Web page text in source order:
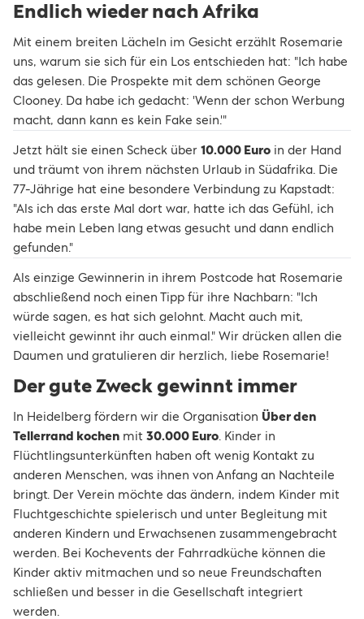
Endlich wieder nach Afrika
Mit einem breiten Lächeln im Gesicht erzählt Rosemarie
uns, warum sie sich für ein Los entschieden hat: "Ich habe
das gelesen. Die Prospekte mit dem schönen George
Clooney. Da habe ich gedacht: 'Wenn der schon Werbung
macht, dann kann es kein Fake sein.'"
Jetzt hält sie einen Scheck über 10.000 Euro in der Hand
und träumt von ihrem nächsten Urlaub in Südafrika. Die
77-Jährige hat eine besondere Verbindung zu Kapstadt:
"Als ich das erste Mal dort war, hatte ich das Gefühl, ich
habe mein Leben lang etwas gesucht und dann endlich
gefunden."
Als einzige Gewinnerin in ihrem Postcode hat Rosemarie
abschließend noch einen Tipp für ihre Nachbarn: "Ich
würde sagen, es hat sich gelohnt. Macht auch mit,
vielleicht gewinnt ihr auch einmal." Wir drücken allen die
Daumen und gratulieren dir herzlich, liebe Rosemarie!
Der gute Zweck gewinnt immer
In Heidelberg fördern wir die Organisation Über den
Tellerrand kochen mit 30.000 Euro. Kinder in
Flüchtlingsunterkünften haben oft wenig Kontakt zu
anderen Menschen, was ihnen von Anfang an Nachteile
bringt. Der Verein möchte das ändern, indem Kinder mit
Fluchtgeschichte spielerisch und unter Begleitung mit
anderen Kindern und Erwachsenen zusammengebracht
werden. Bei Kochevents der Fahrradküche können die
Kinder aktiv mitmachen und so neue Freundschaften
schließen und besser in die Gesellschaft integriert
werden.